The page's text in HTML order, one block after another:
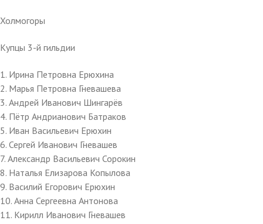
Холмогоры
Купцы 3-й гильдии
1. Ирина Петровна Ерюхина
2. Марья Петровна Гневашева
3. Андрей Иванович Шингарёв
4. Пётр Андрианович Батраков
5. Иван Васильевич Ерюхин
6. Сергей Иванович Гневашев
7. Александр Васильевич Сорокин
8. Наталья Елизарова Копылова
9. Василий Егорович Ерюхин
10. Анна Сергеевна Антонова
11. Кирилл Иванович Гневашев